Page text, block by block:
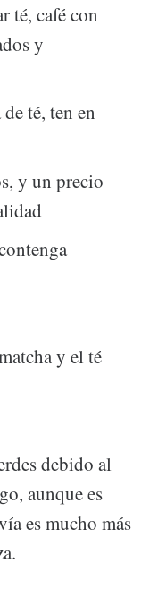
té, café con
y
té, ten en
y un precio
y el té
debido al
aunque es
es mucho más